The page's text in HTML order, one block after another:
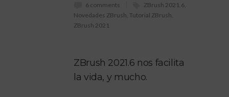
6 comments
ZBrush 2021.6
Novedades ZBrush Tutorial ZBrush
ZBrush 2021
ZBrush 2021.6 nos facilita
la vida, y mucho.